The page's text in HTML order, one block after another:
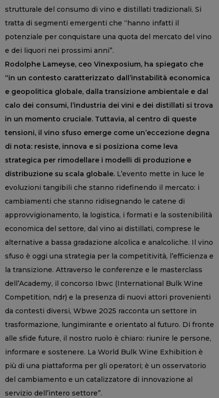
strutturale del consumo di vino e distillati tradizionali. Si
tratta di segmenti emergenti che “hanno infatti il
potenziale per conquistare una quota del mercato del vino
e dei liquori nei prossimi anni”.
Rodolphe Lameyse, ceo Vinexposium, ha spiegato che
“in un contesto caratterizzato dall’instabilità economica
e geopolitica globale, dalla transizione ambientale e dal
calo dei consumi, l’industria dei vini e dei distillati si trova
in un momento cruciale. Tuttavia, al centro di queste
tensioni, il vino sfuso emerge come un’eccezione degna
di nota: resiste, innova e si posiziona come leva
strategica per rimodellare i modelli di produzione e
distribuzione su scala globale. L’evento mette in luce le
evoluzioni tangibili che stanno ridefinendo il mercato: i
cambiamenti che stanno ridisegnando le catene di
approvvigionamento, la logistica, i formati e la sostenibilità
economica del settore, dal vino ai distillati, comprese le
alternative a bassa gradazione alcolica e analcoliche. Il vino
sfuso è oggi una strategia per la competitività, l’efficienza e
la transizione. Attraverso le conferenze e le masterclass
dell’Academy, il concorso Ibwc (International Bulk Wine
Competition, ndr) e la presenza di nuovi attori provenienti
da contesti diversi, Wbwe 2025 racconta un settore in
trasformazione, lungimirante e orientato al futuro. Di fronte
alle sfide future, il nostro ruolo è chiaro: riunire le persone,
informare e sostenere. La World Bulk Wine Exhibition è
più di una piattaforma per gli operatori; è un osservatorio
del cambiamento e un catalizzatore di innovazione al
servizio dell’intero settore”.